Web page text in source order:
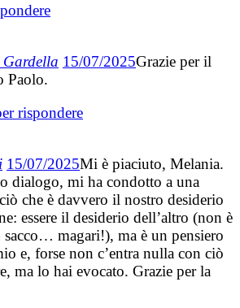
15/07/2025Grazie per il
Paolo.
rispondere
15/07/2025Mi è piaciuto, Melania.
dialogo, mi ha condotto a una
che è davvero il nostro desiderio
essere il desiderio dell’altro (non è
magari!), ma è un pensiero
e, forse non c’entra nulla con ciò
ma lo hai evocato. Grazie per la